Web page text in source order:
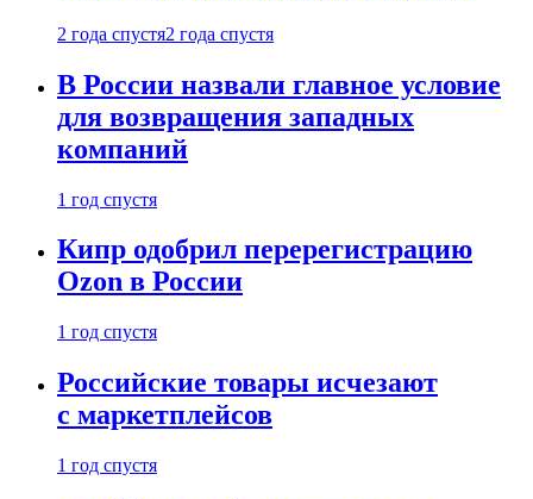
2 года спустя2 года спустя
В России назвали главное условие
для возвращения западных
компаний
1 год спустя
Кипр одобрил перерегистрацию
Ozon в России
1 год спустя
Российские товары исчезают
с маркетплейсов
1 год спустя